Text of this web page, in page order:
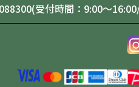
受付時間：9:00～